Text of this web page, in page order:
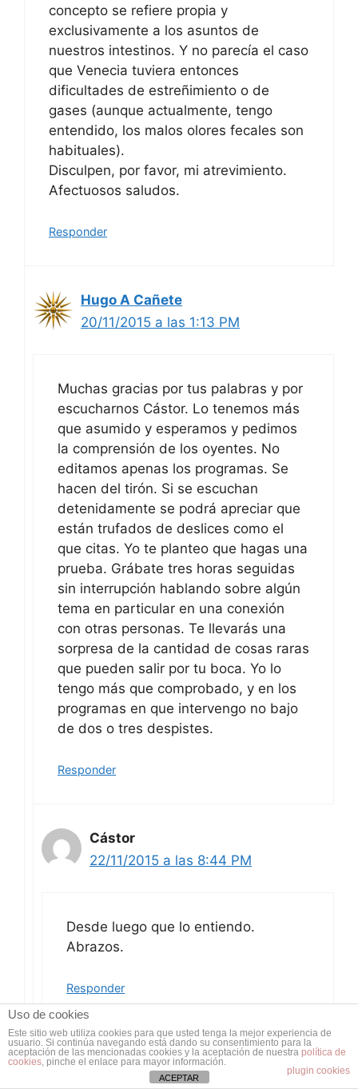
concepto se refiere propia y
exclusivamente a los asuntos de
nuestros intestinos. Y no parecía el caso
que Venecia tuviera entonces
dificultades de estreñimiento o de
gases (aunque actualmente, tengo
entendido, los malos olores fecales son
habituales).
Disculpen, por favor, mi atrevimiento.
Afectuosos saludos.
Responder
Hugo A Cañete
20/11/2015 a las 1:13 PM
Muchas gracias por tus palabras y por
escucharnos Cástor. Lo tenemos más
que asumido y esperamos y pedimos
la comprensión de los oyentes. No
editamos apenas los programas. Se
hacen del tirón. Si se escuchan
detenidamente se podrá apreciar que
están trufados de deslices como el
que citas. Yo te planteo que hagas una
prueba. Grábate tres horas seguidas
sin interrupción hablando sobre algún
tema en particular en una conexión
con otras personas. Te llevarás una
sorpresa de la cantidad de cosas raras
que pueden salir por tu boca. Yo lo
tengo más que comprobado, y en los
programas en que intervengo no bajo
de dos o tres despistes.
Responder
Cástor
22/11/2015 a las 8:44 PM
Desde luego que lo entiendo.
Abrazos.
Responder
Alfonso Garrido
Uso de cookies
Este sitio web utiliza cookies para que usted tenga la mejor experiencia de
usuario. Si continúa navegando está dando su consentimiento para la
aceptación de las mencionadas cookies y la aceptación de nuestra política de
cookies, pinche el enlace para mayor información.
plugin cookies
ACEPTAR